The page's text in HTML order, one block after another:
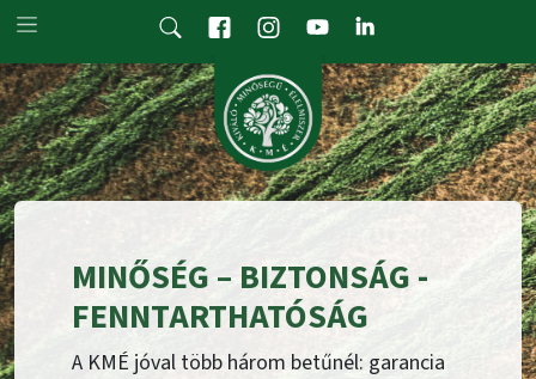
Skip to main content
MINŐSÉG – BIZTONSÁG -
FENNTARTHATÓSÁG
A KMÉ jóval több három betűnél: garancia